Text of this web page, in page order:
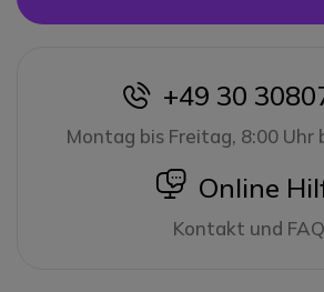
icon
+49 30
Montag bis Freitag, 8:00 Uhr
icon
Online
Kontakt und FAQ